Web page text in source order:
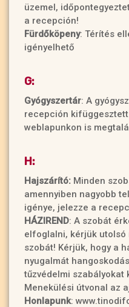
üzemel,
a recepción!
Fürdőköpeny: Térítés
igényelhető
G:
Gyógyszertár: A
recepción
weblapunkon is
H:
Hajszárító: Minden
amennyiben nagyobb
igénye, jelezze a
HÁZIREND: A szobát
elfoglalni, kérjük utolsó
szobát! Kérjük, hogy a
nyugalmát
tűzvédelmi szabályokat
Menekülési útvonal az
Honlapunk: